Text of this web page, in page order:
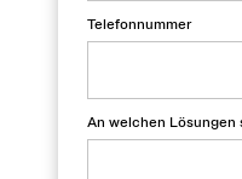
Telefonnummer
An welchen